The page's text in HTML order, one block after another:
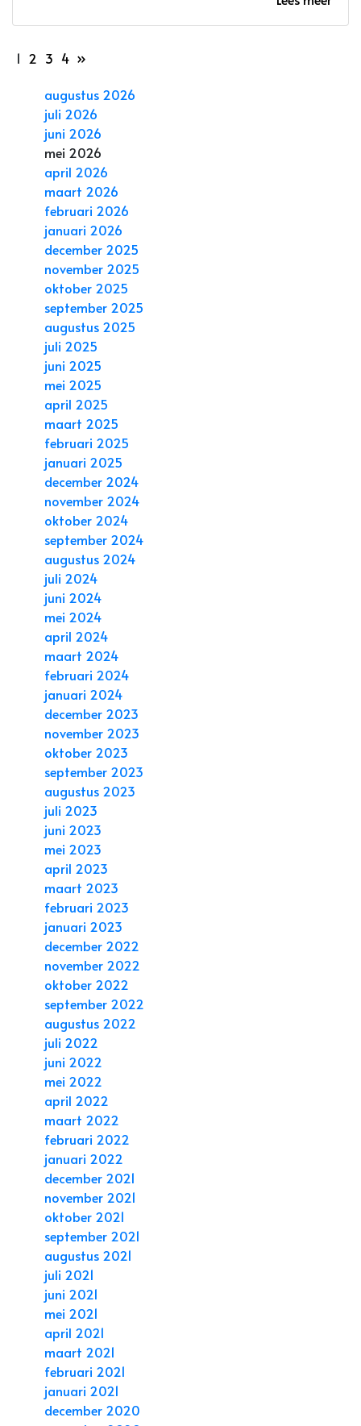
1 2 3 4 »
augustus 2026
juli 2026
juni 2026
mei 2026
april 2026
maart 2026
februari 2026
januari 2026
december 2025
november 2025
oktober 2025
september 2025
augustus 2025
juli 2025
juni 2025
mei 2025
april 2025
maart 2025
februari 2025
januari 2025
december 2024
november 2024
oktober 2024
september 2024
augustus 2024
juli 2024
juni 2024
mei 2024
april 2024
maart 2024
februari 2024
januari 2024
december 2023
november 2023
oktober 2023
september 2023
augustus 2023
juli 2023
juni 2023
mei 2023
april 2023
maart 2023
februari 2023
januari 2023
december 2022
november 2022
oktober 2022
september 2022
augustus 2022
juli 2022
juni 2022
mei 2022
april 2022
maart 2022
februari 2022
januari 2022
december 2021
november 2021
oktober 2021
september 2021
augustus 2021
juli 2021
juni 2021
mei 2021
april 2021
maart 2021
februari 2021
januari 2021
december 2020